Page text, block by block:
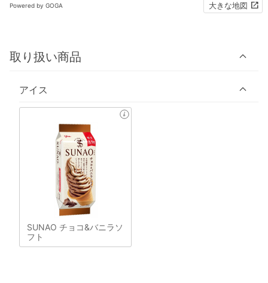
Powered by GOGA 大きな地図
取り扱い商品
アイス
SUNAO チョコ&バニラソ
フト